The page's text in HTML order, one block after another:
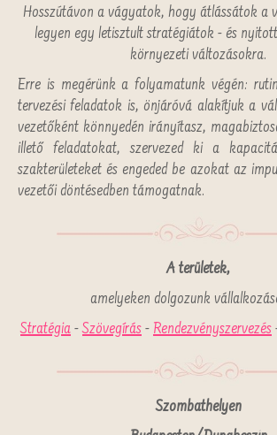
Hosszútávon a vágyatok, hogy átlássátok a
legyen egy letisztult stratégiátok - és
környezeti változásokra.
Erre is megérünk a folyamatunk végén:
tervezési feladatok is, önjáróvá alakítjuk a
vezetőként könnyedén irányítasz,
illető feladatokat, szervezed ki a
szakterületeket és engeded be azokat az
vezetői döntésedben támogatnak.
A területek,
amelyeken dolgozunk
Stratégia -Szövegírás - Rendezvényszervezés
Szombathelyen